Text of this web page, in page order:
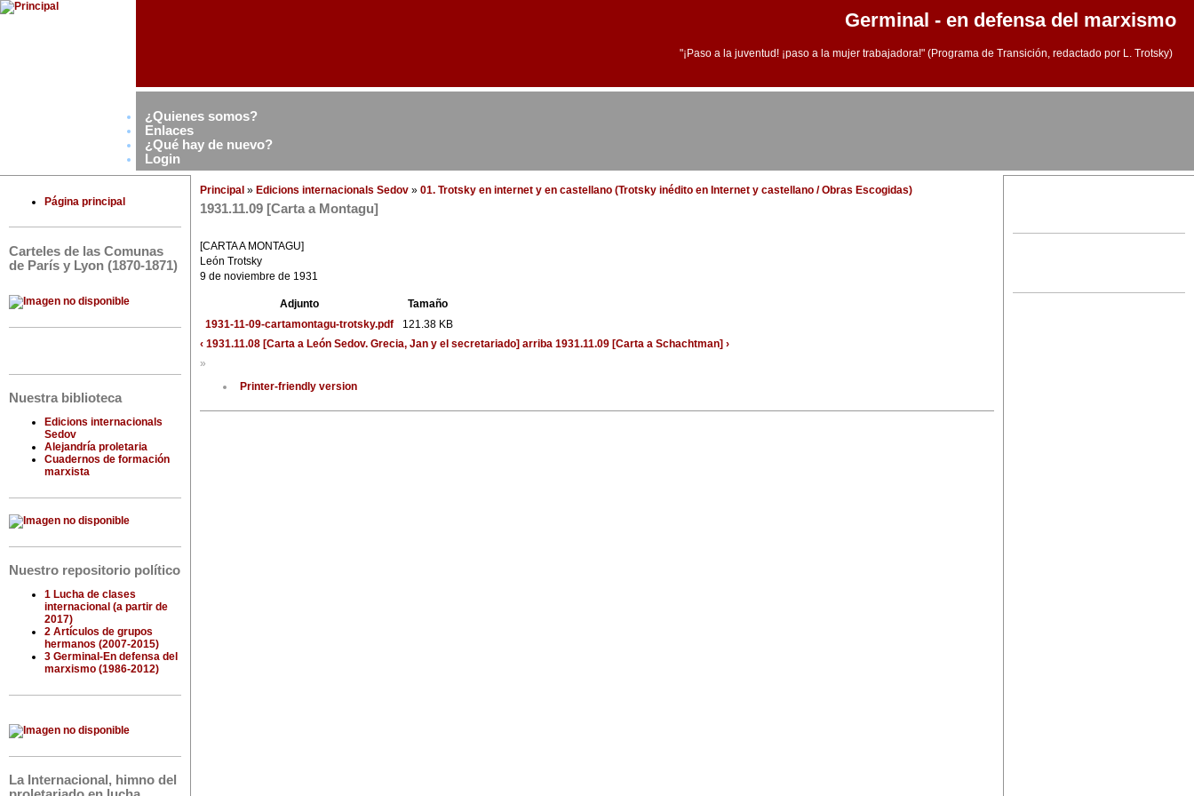
Germinal - en defensa del marxismo
"¡Paso a la juventud! ¡paso a la mujer trabajadora!" (Programa de Transición, redactado por L. Trotsky)
¿Quienes somos?
Enlaces
¿Qué hay de nuevo?
Login
Página principal
Carteles de las Comunas
de París y Lyon (1870-1871)
Nuestra biblioteca
Edicions internacionals
Sedov
Alejandría proletaria
Cuadernos de formación
marxista
Nuestro repositorio político
1 Lucha de clases
internacional (a partir de
2017)
2 Artículos de grupos
hermanos (2007-2015)
3 Germinal-En defensa del
marxismo (1986-2012)
La Internacional, himno del
Principal » Edicions internacionals Sedov » 01. Trotsky en internet y en castellano (Trotsky inédito en Internet y castellano / Obras Escogidas)
1931.11.09 [Carta a Montagu]
[CARTA A MONTAGU]
León Trotsky
9 de noviembre de 1931
Adjunto
Tamaño
1931-11-09-cartamontagu-trotsky.pdf
121.38 KB
‹ 1931.11.08 [Carta a León Sedov. Grecia, Jan y el secretariado] arriba 1931.11.09 [Carta a Schachtman] ›
»
Printer-friendly version